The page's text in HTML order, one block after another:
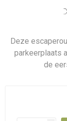
Deze
parkeerplaats
de